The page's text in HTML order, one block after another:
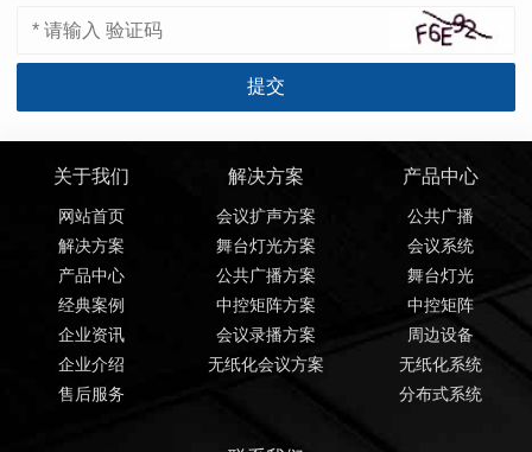
关于我们
网站首页
解决方案
产品中心
经典案例
企业资讯
企业介绍
售后服务
解决方案
会议扩声方案
舞台灯光方案
公共广播方案
中控矩阵方案
会议录播方案
无纸化会议方案
产品中心
公共广播
会议系统
舞台灯光
中控矩阵
周边设备
无纸化系统
分布式系统